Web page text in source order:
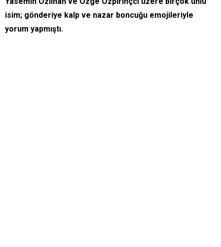
isim; gönderiye kalp ve nazar boncuğu emojileriyle
yorum yapmıştı.